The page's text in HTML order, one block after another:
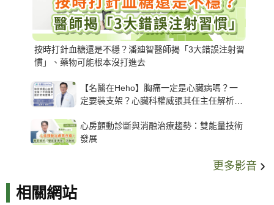
按時打針血糖還是不穩？潘廸智醫師揭「3大錯誤注射習
慣」、藥物可能根本沒打進去
【名醫在Heho】胸痛一定是心臟病嗎？一
定要裝支架？心臟科權威張其任主任解析支
心房顫動診斷與消融治療趨勢：雙能量技術
發展
更多影音
相關網站